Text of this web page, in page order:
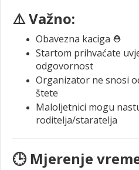
⚠️ Važno:
Obavezna kaciga ⛑️
Startom prihvaćate
odgovornost
Organizator ne snosi
štete
Maloljetnici mogu
roditelja/staratelja
🕒 Mjerenje